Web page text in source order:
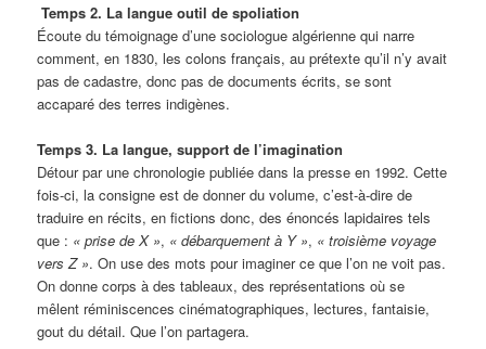
Temps 2. La langue outil de spoliation
Écoute du témoignage d’une sociologue algérienne qui narre
comment, en 1830, les colons français, au prétexte qu’il n’y avait
pas de cadastre, donc pas de documents écrits, se sont
accaparé des terres indigènes.
Temps 3. La langue, support de l’imagination
Détour par une chronologie publiée dans la presse en 1992. Cette
fois-ci, la consigne est de donner du volume, c’est-à-dire de
traduire en récits, en fictions donc, des énoncés lapidaires tels
que : « prise de X », « débarquement à Y », « troisième voyage
vers Z ». On use des mots pour imaginer ce que l’on ne voit pas.
On donne corps à des tableaux, des représentations où se
mêlent réminiscences cinématographiques, lectures, fantaisie,
gout du détail. Que l’on partagera.